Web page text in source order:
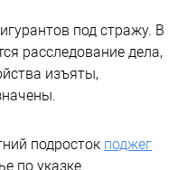
под стражу. В
расследование дела,
изъяты,
подросток поджег
по указке